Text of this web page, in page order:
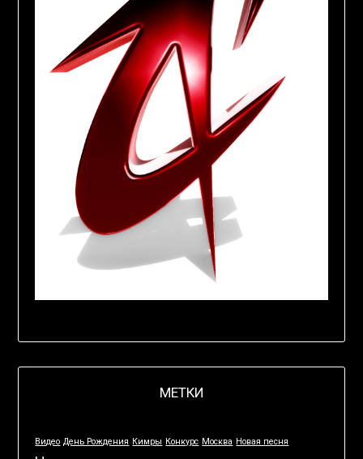
МЕТКИ
Видео День Рождения Кимры Конкурс Москва Новая песня